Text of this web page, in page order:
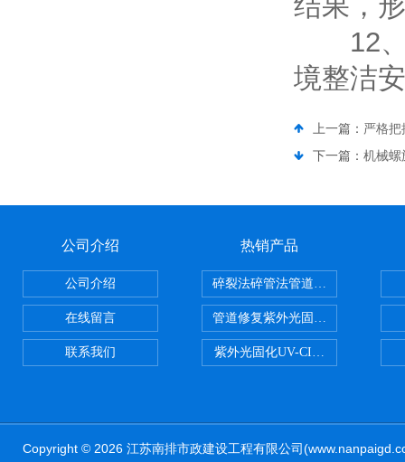
12、
境整洁
上一篇： 严格把
下一篇： 机械螺
公司介绍
公司介绍
在线留言
联系我们
热销产品
碎裂法碎管法管道修复技术
管道修复紫外光固化修复CIPP内
紫外光固化UV-CIPP修复管道非
Copyright © 2026 江苏南排市政建设工程有限公司